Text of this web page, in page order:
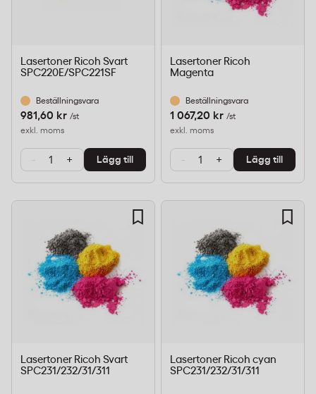
Lasertoner Ricoh Svart
SPC220E/SPC221SF
Beställningsvara
981,60 kr /st
exkl. moms
- + Lägg till
Lasertoner Ricoh
Magenta
Beställningsvara
1 067,20 kr /st
exkl. moms
- + Lägg till
Lasertoner Ricoh Svart
SPC231/232/31/311
Lasertoner Ricoh cyan
SPC231/232/31/311